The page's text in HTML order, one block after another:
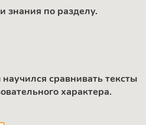
знания по разделу.
сравнивать тексты
характера.